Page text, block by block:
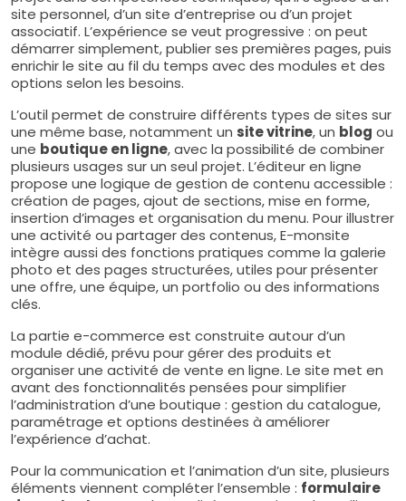
site personnel, d’un site d’entreprise ou d’un projet
associatif. L’expérience se veut progressive : on peut
démarrer simplement, publier ses premières pages, puis
enrichir le site au fil du temps avec des modules et des
options selon les besoins.
L’outil permet de construire différents types de sites sur
une même base, notamment un site vitrine, un blog ou
une boutique en ligne, avec la possibilité de combiner
plusieurs usages sur un seul projet. L’éditeur en ligne
propose une logique de gestion de contenu accessible :
création de pages, ajout de sections, mise en forme,
insertion d’images et organisation du menu. Pour illustrer
une activité ou partager des contenus, E-monsite
intègre aussi des fonctions pratiques comme la galerie
photo et des pages structurées, utiles pour présenter
une offre, une équipe, un portfolio ou des informations
clés.
La partie e-commerce est construite autour d’un
module dédié, prévu pour gérer des produits et
organiser une activité de vente en ligne. Le site met en
avant des fonctionnalités pensées pour simplifier
l’administration d’une boutique : gestion du catalogue,
paramétrage et options destinées à améliorer
l’expérience d’achat.
Pour la communication et l’animation d’un site, plusieurs
éléments viennent compléter l’ensemble : formulaire